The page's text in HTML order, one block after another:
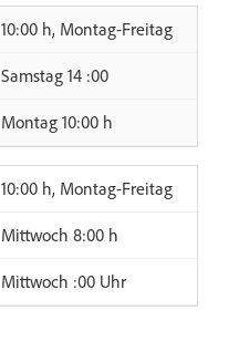
10:00 h, Montag-Freitag
Samstag 14 :00
Montag 10:00 h
10:00 h, Montag-Freitag
Mittwoch 8:00 h
Mittwoch :00 Uhr